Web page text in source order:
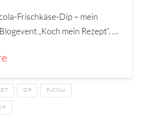
Frischkäse-Dip – mein
„Koch mein Rezept“. …
DIP RUCOLA